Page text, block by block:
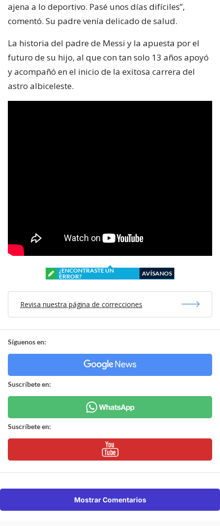
ajena a lo deportivo. Pasé unos días difíciles”,
comentó. Su padre venía delicado de salud.
La historia del padre de Messi y la apuesta por el
futuro de su hijo, al que con tan solo 13 años apoyó
y acompañó en el inicio de la exitosa carrera del
astro albiceleste.
¿ENCONTRASTE UN
ERROR?
AVÍSANOS
Revisa nuestra página de correcciones
Síguenos en:
Suscríbete en:
Suscríbete en:
Mostrar Comentarios